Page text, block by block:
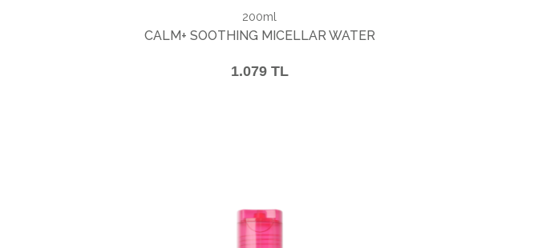
200ml
CALM+ SOOTHING MICELLAR WATER
1.079 TL